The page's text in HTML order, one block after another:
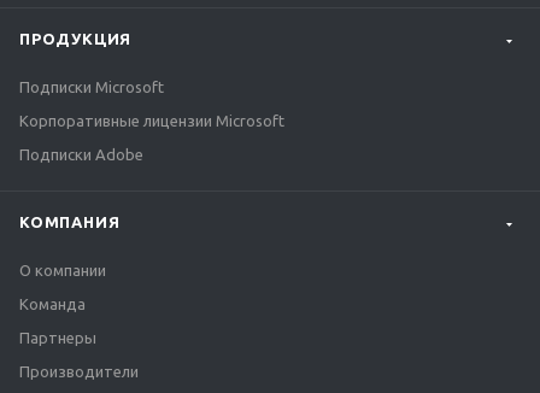
ПРОДУКЦИЯ
Подписки Microsoft
Корпоративные лицензии Microsoft
Подписки Adobe
КОМПАНИЯ
О компании
Команда
Партнеры
Производители